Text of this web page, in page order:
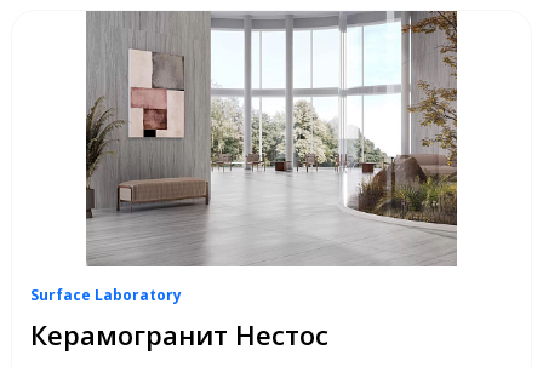
Surface Laboratory
Керамогранит Нестос